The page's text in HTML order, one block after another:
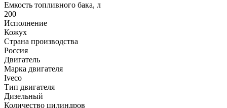
Емкость топливного бака, л
200
Исполнение
Кожух
Страна производства
Россия
Двигатель
Марка двигателя
Iveco
Тип двигателя
Дизельный
Количество цилиндров